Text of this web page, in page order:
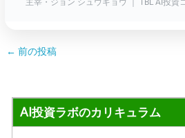
← 前の投稿
AI投資ラボのカリキュラム